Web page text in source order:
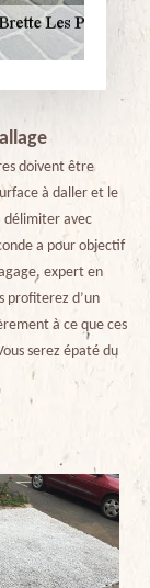
doivent être
à daller et le
délimiter avec
a pour objectif
expert en
profiterez d’un
à ce que ces
serez épaté du